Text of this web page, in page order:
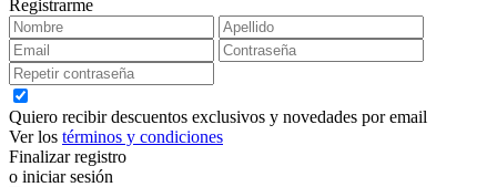
Registrarme
Quiero recibir descuentos exclusivos y novedades por email
Ver los términos y condiciones
Finalizar registro
o iniciar sesión